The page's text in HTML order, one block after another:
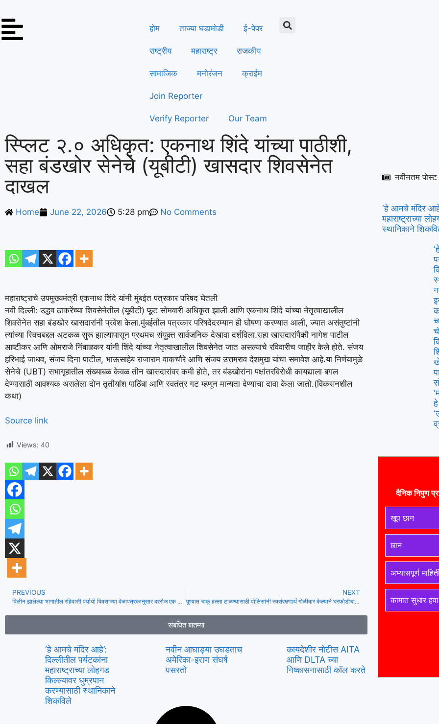
होम ताज्या घडामोडी ई-पेपर
राष्ट्रीय महाराष्ट्र राजकीय
सामाजिक मनोरंजन क्राईम
Join Reporter
Verify Reporter Our Team
स्प्लिट २.० अधिकृत: एकनाथ शिंदे यांच्या पाठीशी,
सहा बंडखोर सेनेचे (यूबीटी) खासदार शिवसेनेत
दाखल
Home June 22, 2026 5:28 pm No Comments
महाराष्ट्राचे उपमुख्यमंत्री एकनाथ शिंदे यांनी मुंबईत पत्रकार परिषद घेतली
नवी दिल्ली: उद्धव ठाकरेंच्या शिवसेनेतील (यूबीटी) फूट सोमवारी अधिकृत झाली आणि एकनाथ शिंदे यांच्या नेतृत्वाखालील
शिवसेनेत सहा बंडखोर खासदारांनी प्रवेश केला.मुंबईतील पत्रकार परिषदेदरम्यान ही घोषणा करण्यात आली, ज्यात असंतुष्टांनी
त्यांच्या स्विचबद्दल अटकळ सुरू झाल्यापासून प्रथमच संयुक्त सार्वजनिक देखावा दर्शविला.सहा खासदारांपैकी नागेश पाटील
आष्टीकर आणि ओमराजे निंबाळकर यांनी शिंदे यांच्या नेतृत्वाखालील शिवसेनेत जात असल्याचे रविवारीच जाहीर केले होते. संजय
हरिभाई जाधव, संजय दिना पाटील, भाऊसाहेब राजाराम वाकचौरे आणि संजय उत्तमराव देशमुख यांचा समावेश आहे.या निर्णयामुळे
सेनेचे (UBT) सभागृहातील संख्याबळ केवळ तीन खासदारांवर कमी होते, तर बंडखोरांना पक्षांतरविरोधी कायद्याला बगल
देण्यासाठी आवश्यक असलेला दोन तृतीयांश पाठिंबा आणि स्वतंत्र गट म्हणून मान्यता देण्याचा दावा केला जातो.(विकसनशील
कथा)
Source link
Views: 40
PREVIOUS
विलीन झालेल्या भागातील रहिवासी पर्यायी दिवसाच्या वेळापत्रकानुसार दररोज एक तास पाणीपुरवठ्यासाठी दाबतात
NEXT
पुण्यात चाकू हल्ला टाळण्यासाठी पोलिसांनी स्वसंरक्षणार्थ गोळीबार केल्याने घरफोडीचा संशयित जखमी
संबंधित बातम्या
‘हे आमचे मंदिर आहे’:
दिल्लीतील पर्यटकांना
महाराष्ट्राच्या लोहगड
किल्ल्यावर धुम्रपान
करण्यासाठी स्थानिकाने
शिकविले
नवीन आघाड्या उघडताच
अमेरिका-इराण संघर्ष
पसरतो
कायदेशीर नोटीस AITA
आणि DLTA च्या
निष्कासनासाठी कॉल करते
नवीनतम पोस्ट
‘हे आमचे मंदिर
महाराष्ट्राच्या
स्थानिकाने
दैनिक निपुण
खूप छान
छान
अभ्यासपूर्ण
कामात सुधार हवा